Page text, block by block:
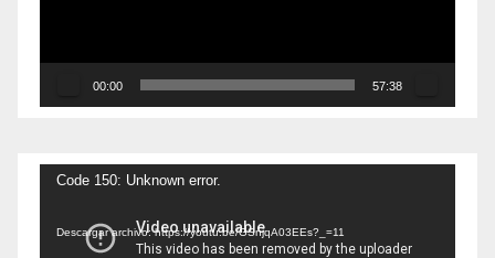
00:00 57:38
Reproductor
Code 150: Unknown error.
Descargar archivo: https://youtu.be/GSnjqA03EEs?_=11